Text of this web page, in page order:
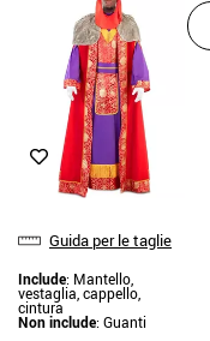
Guida per le taglie
Include: Mantello,
vestaglia, cappello,
cintura
Non include: Guanti